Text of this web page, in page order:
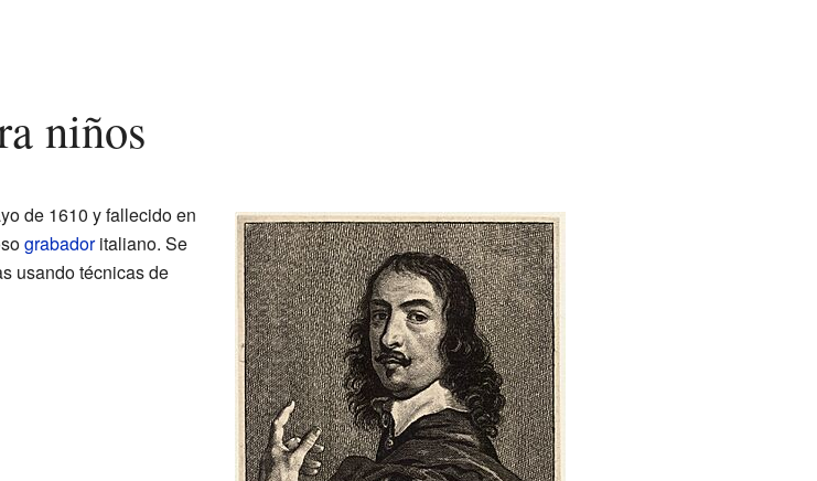
niños
de 1610 y fallecido en
grabadoritaliano. Se
usando técnicas de